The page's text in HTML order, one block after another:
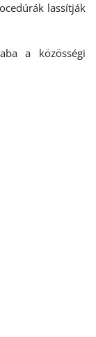
lassítják
a közösségi